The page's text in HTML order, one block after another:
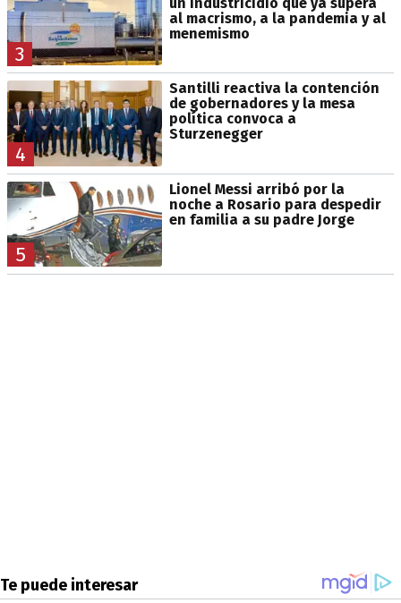
3
un industricidio que ya supera
al macrismo, a la pandemia y al
menemismo
4
Santilli reactiva la contención
de gobernadores y la mesa
política convoca a
Sturzenegger
5
Lionel Messi arribó por la
noche a Rosario para despedir
en familia a su padre Jorge